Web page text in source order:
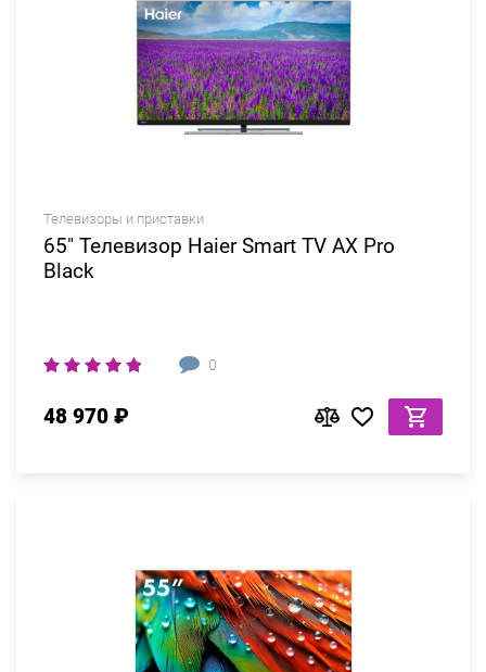
Телевизоры и приставки
65" Телевизор Haier Smart TV AX Pro
Black
0
48 970 ₽